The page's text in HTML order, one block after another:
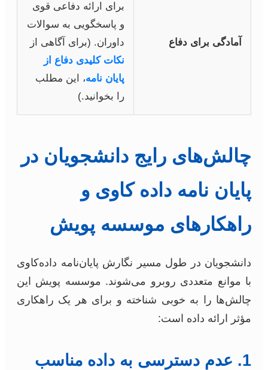
آمادگی برای دفاع
برای ارائه دفاعی قوی
و پاسخگویی به سوالات
داوران. (برای آگاهی از
نکات کلیدی دفاع از
پایان نامه، این مطلب
را بخوانید.)
چالش‌های رایج دانشجویان در
پایان نامه داده کاوی و
راهکارهای موسسه پویش
دانشجویان در طول مسیر نگارش پایان‌نامه داده‌کاوی
با موانع متعددی روبرو می‌شوند. موسسه پویش این
چالش‌ها را به خوبی شناخته و برای هر یک راهکاری
مؤثر ارائه داده است:
1. عدم دسترسی به داده مناسب